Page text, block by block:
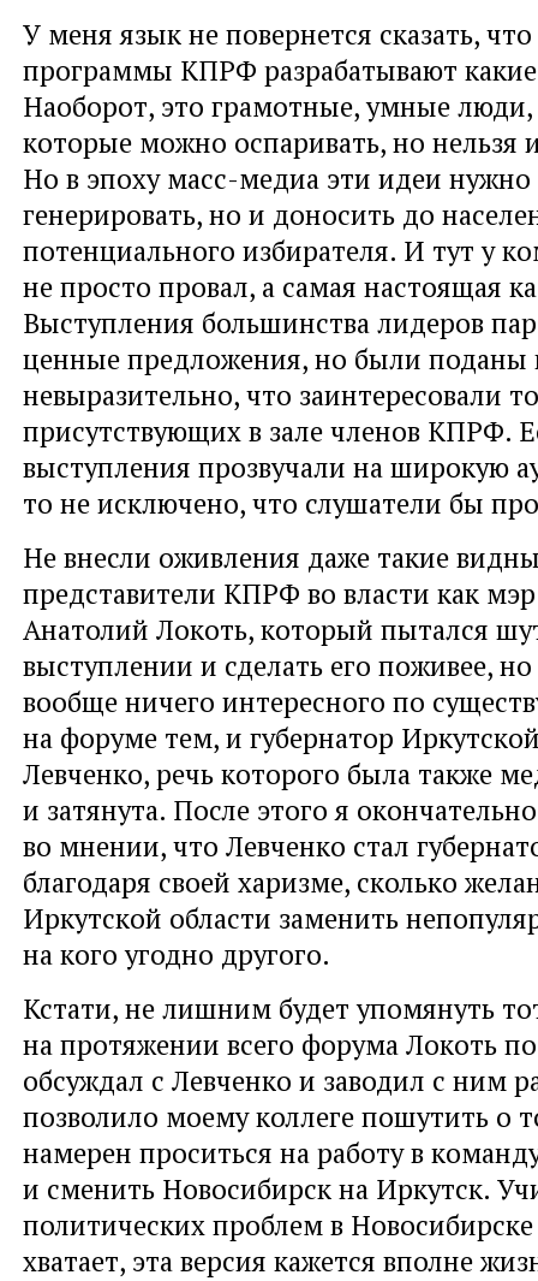
У меня язык не повернется сказать,
программы КПРФ разрабатывают
Наоборот, это грамотные, умные
которые можно оспаривать, но нельзя
Но в эпоху масс-медиа эти идеи нужно
генерировать, но и доносить до
потенциального избирателя. И тут у
не просто провал, а самая настоящая
Выступления большинства лидеров
ценные предложения, но были поданы
невыразительно, что заинтересовали
присутствующих в зале членов КПРФ.
выступления прозвучали на широкую
то не исключено, что слушатели бы
Не внесли оживления даже такие
представители КПРФ во власти как
Анатолий Локоть, который пытался
выступлении и сделать его поживее, но
вообще ничего интересного по
на форуме тем, и губернатор
Левченко, речь которого была также
и затянута. После этого я
во мнении, что Левченко стал
благодаря своей харизме, сколько
Иркутской области заменить
на кого угодно другого.
Кстати, не лишним будет упомянуть
на протяжении всего форума Локоть
обсуждал с Левченко и заводил с ним
позволило моему коллеге пошутить о
намерен проситься на работу в
и сменить Новосибирск на Иркутск.
политических проблем в
хватает, эта версия кажется вполне